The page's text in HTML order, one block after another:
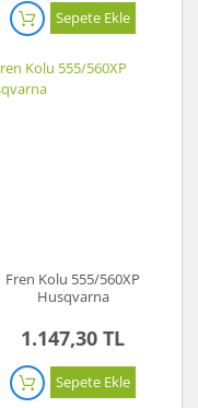
Sepete Ekle
Fren Kolu 555/560XP
Husqvarna
1.147,30 TL
Sepete Ekle